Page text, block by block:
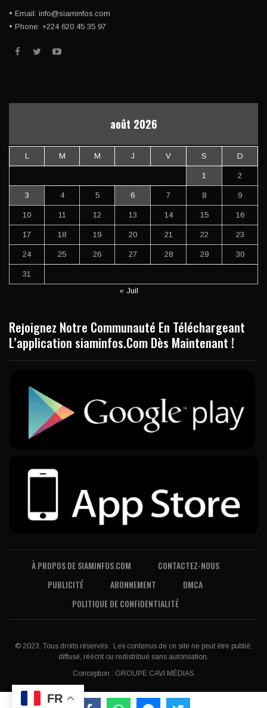
• Email: info@siaminfos.com
• Phone: +224 620 45 35 97
août 2026
L M M J V S D
1 2
3 4 5 6 7 8 9
10 11 12 13 14 15 16
17 18 19 20 21 22 23
24 25 26 27 28 29 30
31
« Juil
Rejoignez Notre Communauté En Téléchargeant
L’application siaminfos.Com Dès Maintenant !
À PROPOS DE SIAMINFOS.COM
CONTACTEZ-NOUS
PUBLICITÉ
ABONNEMENT
DMCA
POLITIQUE DE CONFIDENTIALITÉ
© 2023, Tous droits réservés . Les contenus de ce site ne peut être publié,
diffusé, réécrit ou redistribué sans autorisation.
Conception : GROUPE CAVI MÉDIAS
FR